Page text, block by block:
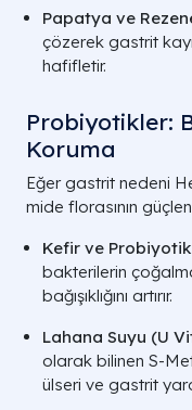
Papatya ve
çözerek gastrit
hafifletir.
Probiyotikler:
Koruma
Eğer gastrit nedeni
mide florasının
Kefir ve
bakterilerin
bağışıklığını artırır.
Lahana Suyu (U
olarak bilinen S-
ülseri ve gastrit